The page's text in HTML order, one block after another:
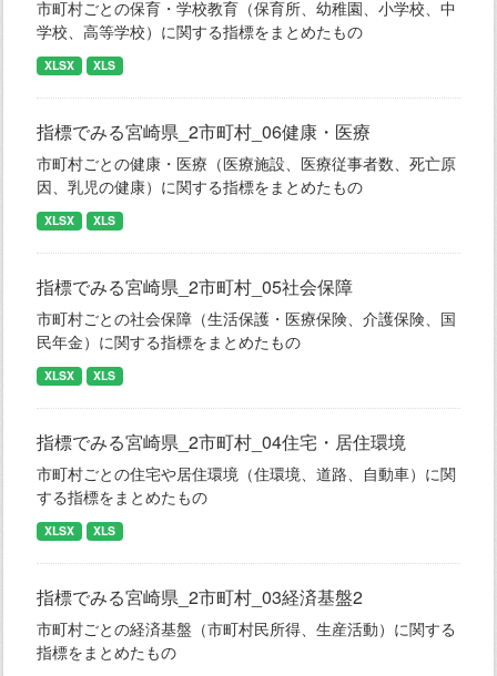
市町村ごとの保育・学校教育（保育所、幼稚園、小学校、中
学校、高等学校）に関する指標をまとめたもの
XLSX XLS
指標でみる宮崎県_2市町村_06健康・医療
市町村ごとの健康・医療（医療施設、医療従事者数、死亡原
因、乳児の健康）に関する指標をまとめたもの
XLSX XLS
指標でみる宮崎県_2市町村_05社会保障
市町村ごとの社会保障（生活保護・医療保険、介護保険、国
民年金）に関する指標をまとめたもの
XLSX XLS
指標でみる宮崎県_2市町村_04住宅・居住環境
市町村ごとの住宅や居住環境（住環境、道路、自動車）に関
する指標をまとめたもの
XLSX XLS
指標でみる宮崎県_2市町村_03経済基盤2
市町村ごとの経済基盤（市町村民所得、生産活動）に関する
指標をまとめたもの